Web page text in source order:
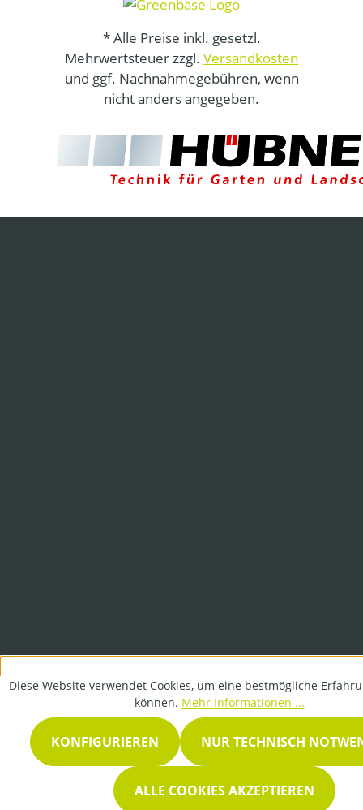
* Alle Preise inkl. gesetzl.
Mehrwertsteuer zzgl. Versandkosten
und ggf. Nachnahmegebühren, wenn
nicht anders angegeben.
Diese Website verwendet Cookies, um eine bestmögliche
können. Mehr Informationen ...
NUR TECHNISCH
KONFIGURIEREN
ALLE COOKIES AKZEPTIEREN